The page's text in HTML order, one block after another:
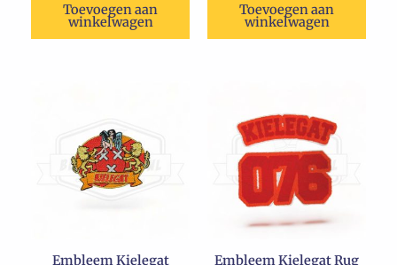
Toevoegen aan
winkelwagen
Toevoegen aan
winkelwagen
Embleem Kielegat Embleem Kielegat Rug